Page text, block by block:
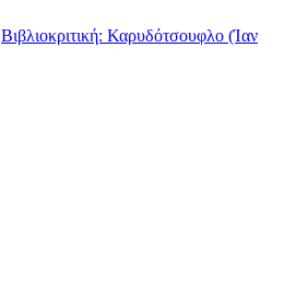
Βιβλιοκριτική: Καρυδότσουφλο (Ίαν